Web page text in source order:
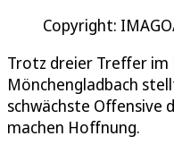
Copyright:
Trotz dreier Treffer im
Mönchengladbach
schwächste Offensive
machen Hoffnung.